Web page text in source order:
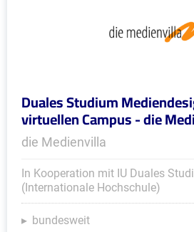
Duales Studium
virtuellen Campus - die
die Medienvilla
In Kooperation mit IU Duales
(Internationale Hochschule)
bundesweit